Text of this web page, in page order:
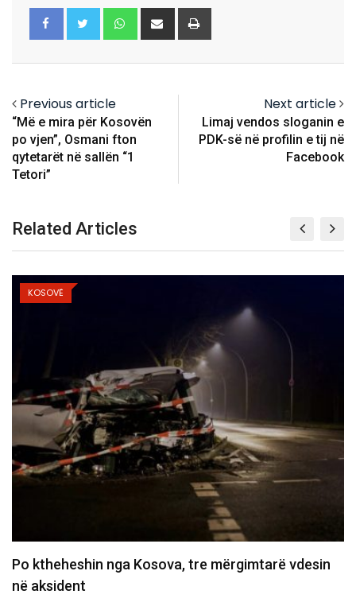
Whatsapp
Share
via
Previous article
“Më e mira për Kosovën
po vjen”, Osmani fton
qytetarët në sallën “1
Tetori”
Next article
Limaj vendos sloganin e
PDK-së në profilin e tij në
Facebook
Related Articles
KOSOVË
Policia konfirmon ekstradimin e Dukagjin Nikollajt
nga Spanja, i dyshuar…